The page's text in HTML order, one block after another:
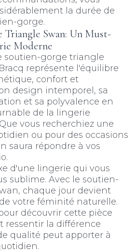
la durée de
gorge.
Triangle Swan: Un Must-
Moderne
soutien-gorge triangle
représente l'équilibre
confort et
design intemporel, sa
et sa polyvalence en
de la lingerie
vous recherchiez une
ou pour des occasions
saura répondre à vos
d'une lingerie qui vous
sublime. Avec le soutien-
chaque jour devient
votre féminité naturelle.
découvrir cette pièce
ressentir la différence
qualité peut apporter à